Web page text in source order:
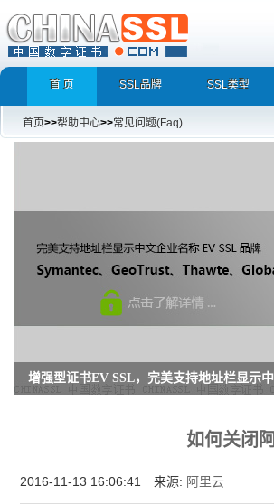
首 页 SSL品牌 SSL类型
首页>>帮助中心>>常见问题(Faq)
增强型证书EV SSL，完美支持地址栏显示
如何关闭
2016-11-13 16:06:41 来源: 阿里云